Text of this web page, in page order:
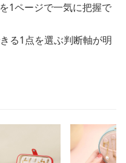
1ページで一気に把握で
る1点を選ぶ判断軸が明